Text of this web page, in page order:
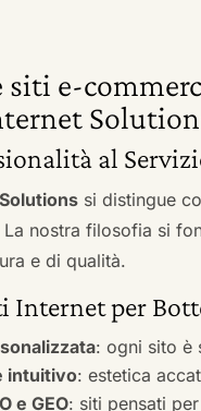
siti e-
al
si distingue
nostra filosofia si
e di qualità.
Internet per
: ogni sito è
intuitivo: estetica
e GEO: siti pensati